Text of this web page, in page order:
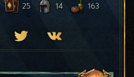
25 14 163